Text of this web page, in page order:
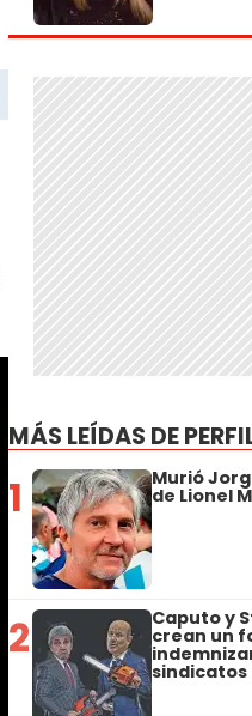
MÁS LEÍDAS DE
1 Murió
de Lionel
2 Caputo y
crean un
sindicatos